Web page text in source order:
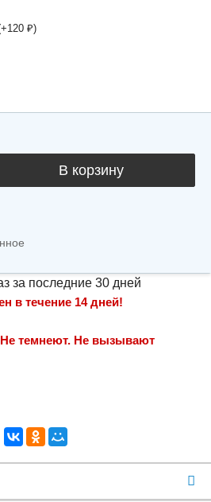
120 ₽)
В корзину
за последние 30 дней
в течение 14 дней!
темнеют. Не вызывают